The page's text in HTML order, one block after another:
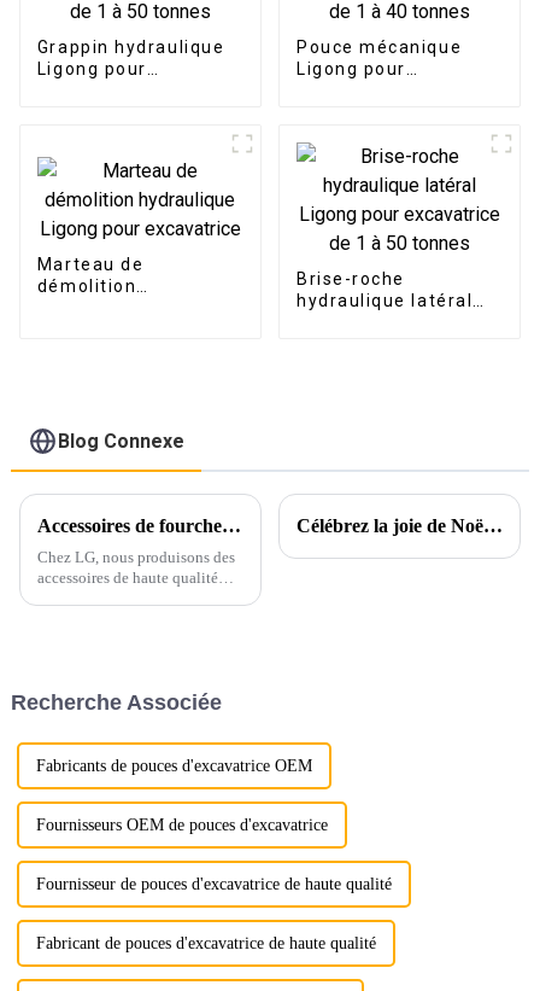
Grappin hydraulique
Ligong pour
Pouce mécanique
Ligong pour
Marteau de
démolition
Brise-roche
hydraulique latéral
Blog Connexe
Accessoires de fourche LG pour excavatrices et chargeuses compactes...
Chez LG, nous produisons des
accessoires de haute qualité
soulever…
Célébrez la joie de Noël avec Ligong
Recherche Associée
Fabricants de pouces d'excavatrice OEM
Fournisseurs OEM de pouces d'excavatrice
Fournisseur de pouces d'excavatrice de haute qualité
Fabricant de pouces d'excavatrice de haute qualité